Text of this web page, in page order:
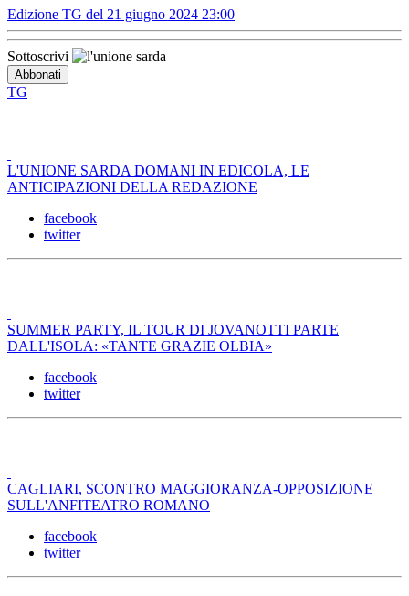
Edizione TG del 21 giugno 2024 23:00
Sottoscrivi
TG
L'UNIONE SARDA DOMANI IN EDICOLA, LE
ANTICIPAZIONI DELLA REDAZIONE
facebook
twitter
SUMMER PARTY, IL TOUR DI JOVANOTTI PARTE
DALL'ISOLA: «TANTE GRAZIE OLBIA»
facebook
twitter
CAGLIARI, SCONTRO MAGGIORANZA-OPPOSIZIONE
SULL'ANFITEATRO ROMANO
facebook
twitter